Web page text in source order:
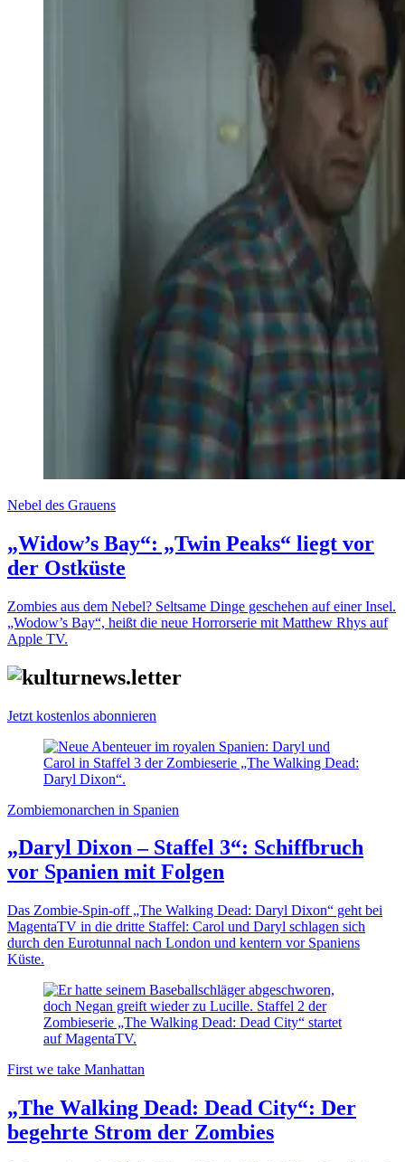
Nebel des Grauens
„Widow’s Bay“: „Twin Peaks“ liegt vor
der Ostküste
Zombies aus dem Nebel? Seltsame Dinge geschehen auf einer Insel.
„Wodow’s Bay“, heißt die neue Horrorserie mit Matthew Rhys auf
Apple TV.
Jetzt kostenlos abonnieren
Zombiemonarchen in Spanien
„Daryl Dixon – Staffel 3“: Schiffbruch
vor Spanien mit Folgen
Das Zombie-Spin-off „The Walking Dead: Daryl Dixon“ geht bei
MagentaTV in die dritte Staffel: Carol und Daryl schlagen sich
durch den Eurotunnal nach London und kentern vor Spaniens
Küste.
First we take Manhattan
„The Walking Dead: Dead City“: Der
begehrte Strom der Zombies